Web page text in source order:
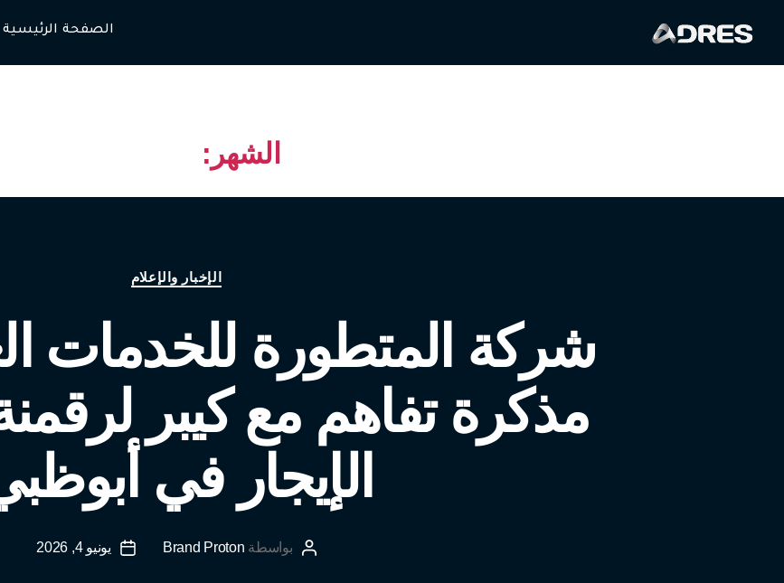
الصفحة الرئيسية
الشهر:
الإخبار والإعلام
شركة المتطورة للخدمات
مذكرة تفاهم مع كيبر
الإيجار في
بواسطة Brand Proton يونيو 4, 2026